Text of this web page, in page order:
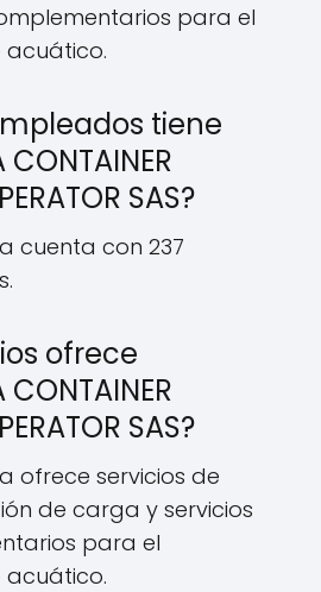
para el
tiene
CONTAINER
SAS?
cuenta con 237
ofrece
CONTAINER
SAS?
ofrece servicios de
de carga y servicios
para el